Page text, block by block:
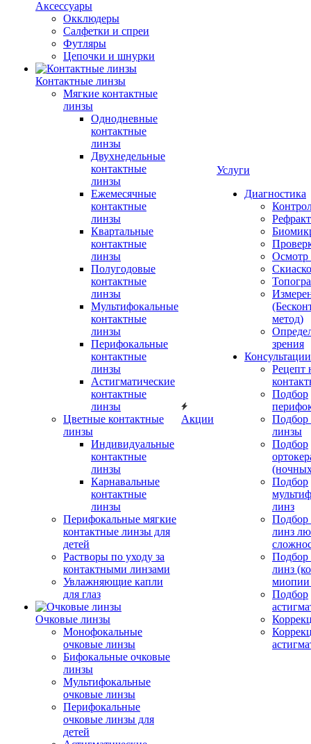
Аксессуары
Окклюдеры
Салфетки и спреи
Футляры
Цепочки и шнурки
Контактные линзы
Мягкие контактные
линзы
Однодневные
контактные
линзы
Двухнедельные
контактные
линзы
Ежемесячные
контактные
линзы
Квартальные
контактные
линзы
Полугодовые
контактные
линзы
Мультифокальные
контактные
линзы
Перифокальные
контактные
линзы
Астигматические
контактные
линзы
Цветные контактные
линзы
Индивидуальные
контактные
линзы
Карнавальные
контактные
линзы
Перифокальные мягкие
контактные линзы для
детей
Растворы по уходу за
контактными линзами
Увлажняющие капли
для глаз
Очковые линзы
Монофокальные
очковые линзы
Бифокальные очковые
линзы
Мультифокальные
очковые линзы
Перифокальные
очковые линзы для
детей
Акции
Услуги
Диагностика
Осмотр
метод)
зрения
Рецепт
Подбор
Подбор
линзы
Подбор
Подбор
линз
Подбор
линз
Подбор
линз
миопии
Подбор